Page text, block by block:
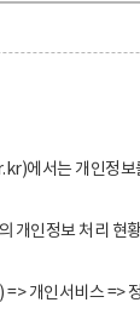
에서는 개인정보
개인정보 처리
개인서비스 =>